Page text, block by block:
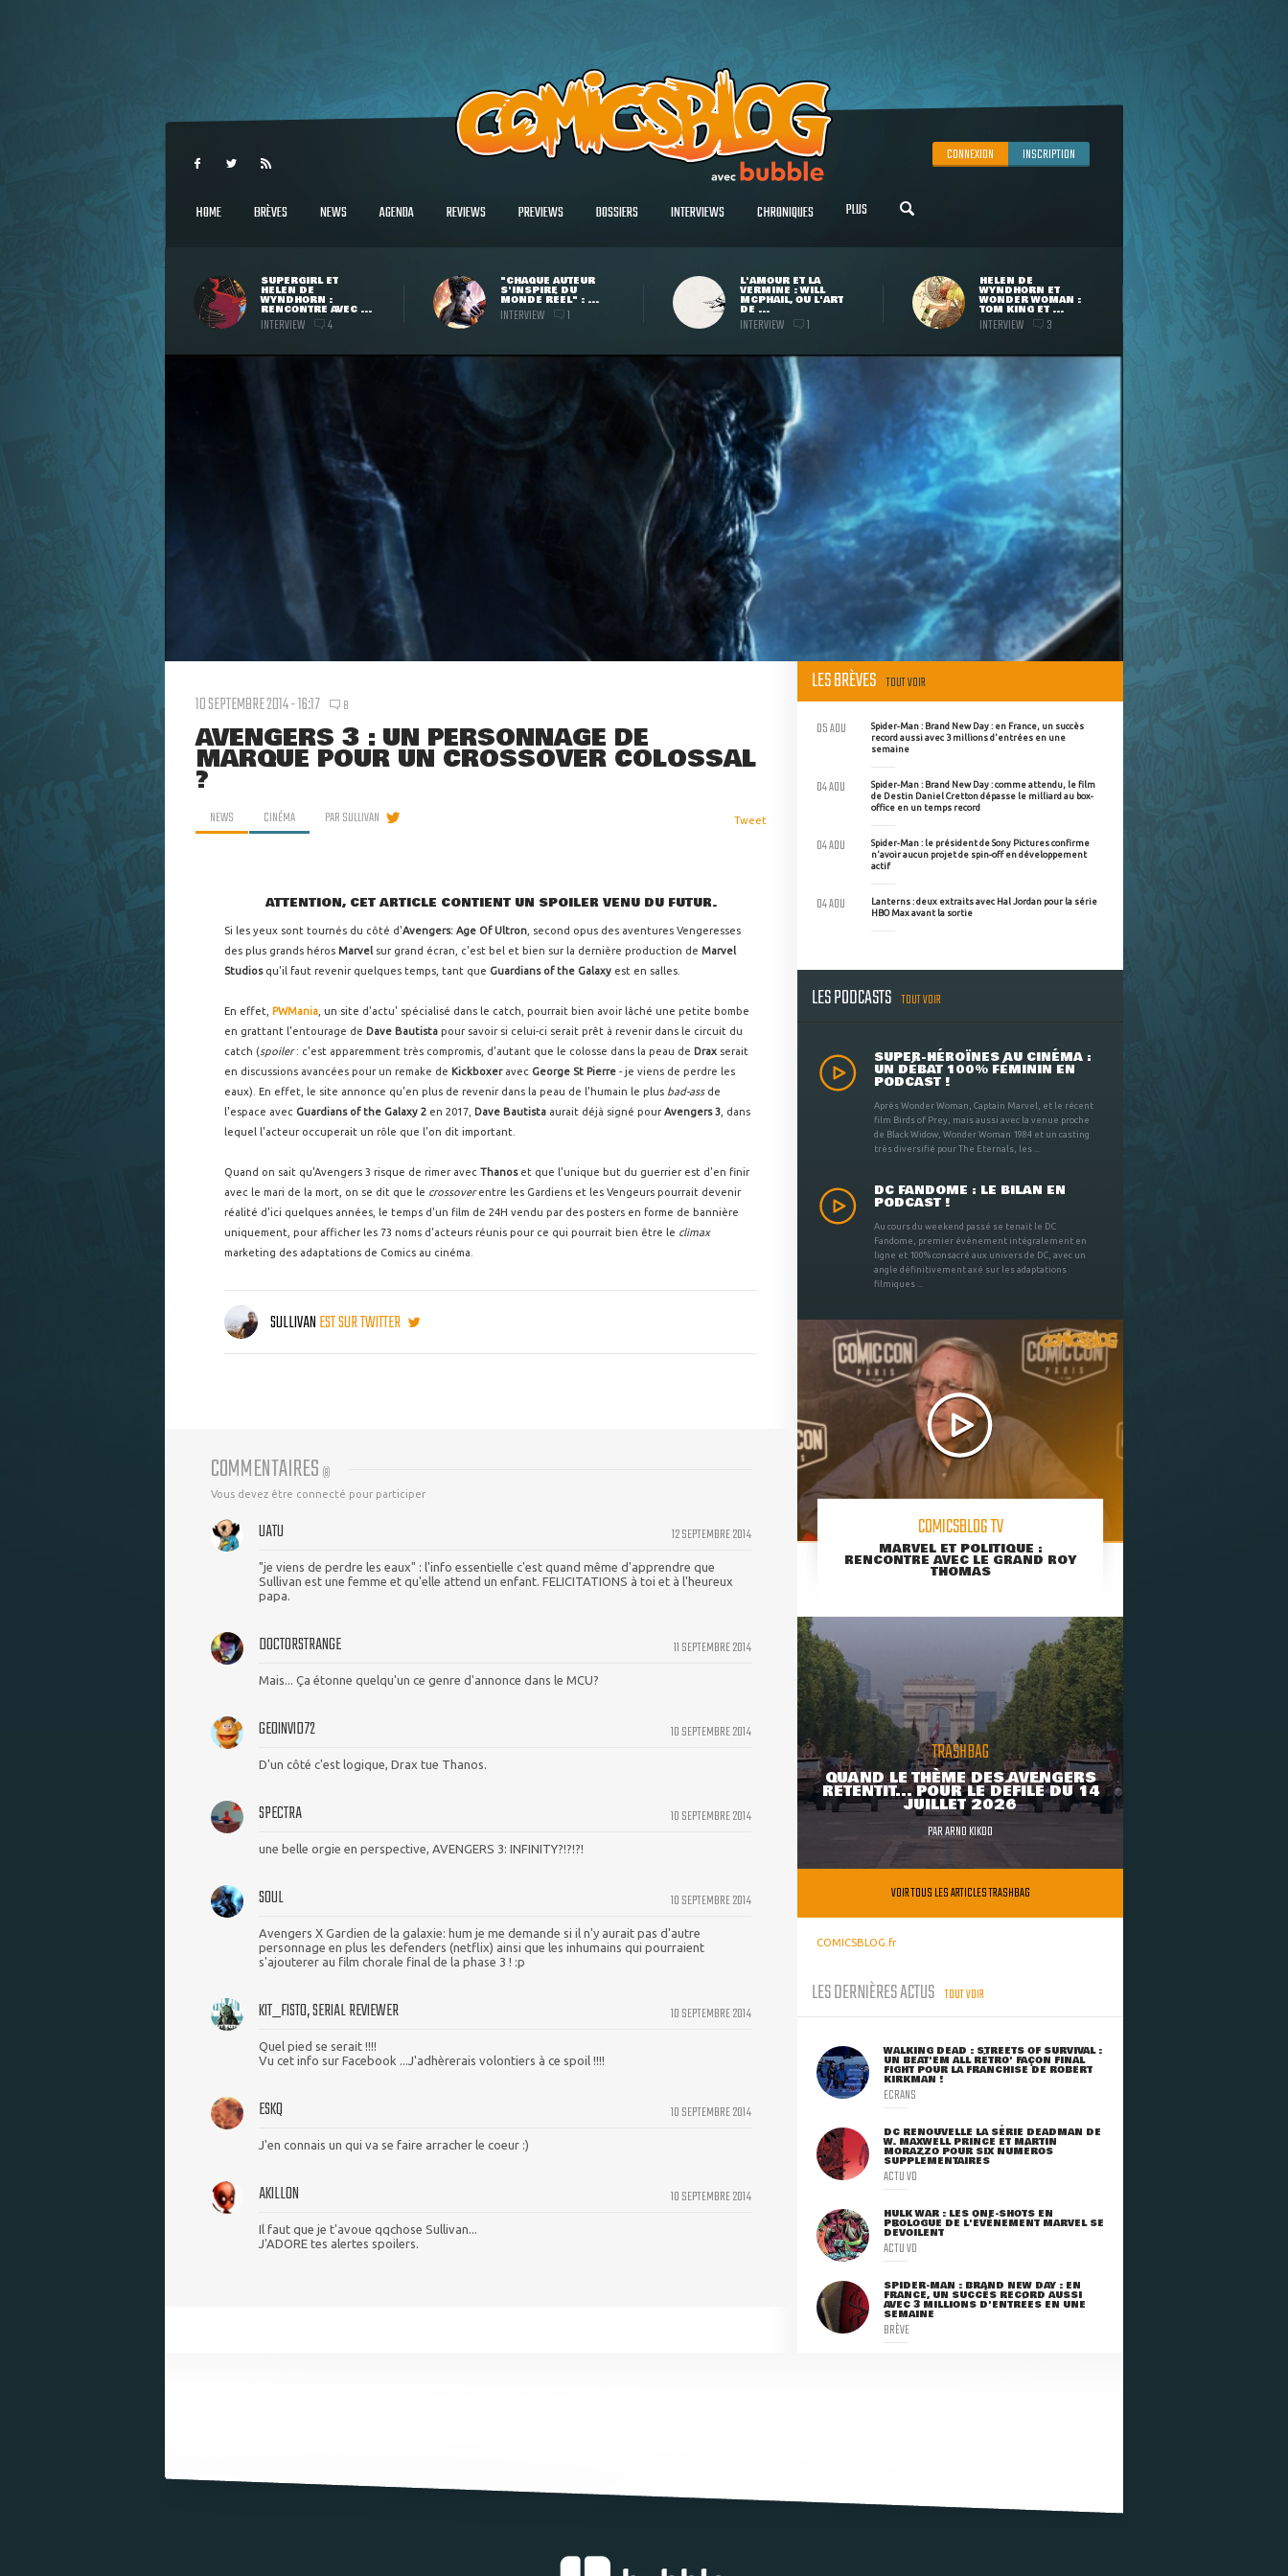
CONNEXION INSCRIPTION
HOME BRÈVES NEWS AGENDA REVIEWS PREVIEWS DOSSIERS INTERVIEWS CHRONIQUES PLUS
SUPERGIRL ET
HELEN DE
WYNDHORN :
RENCONTRE AVEC ...
INTERVIEW 4
"CHAQUE AUTEUR
S'INSPIRE DU
MONDE RÉEL" : ...
INTERVIEW 1
L'AMOUR ET LA
VERMINE : WILL
MCPHAIL, OU L'ART
DE ...
INTERVIEW 1
HELEN DE
WYNDHORN ET
WONDER WOMAN :
TOM KING ET ...
INTERVIEW 3
10 SEPTEMBRE 2014 - 16:17 8
AVENGERS 3 : UN PERSONNAGE DE
MARQUE POUR UN CROSSOVER COLOSSAL
?
NEWS CINÉMA PARSULLIVAN Tweet
ATTENTION, CET ARTICLE CONTIENT UN SPOILER VENU DU FUTUR.
Si les yeux sont tournés du côté d'Avengers: Age Of Ultron , second opus des aventures Vengeresses
des plus grands héros Marvel sur grand écran, c'est bel et bien sur la dernière production de Marvel
Studiosqu'il faut revenir quelques temps, tant que Guardians of the Galaxy est en salles.
En effet, PWMania , un site d'actu' spécialisé dans le catch, pourrait bien avoir lâché une petite bombe
en grattant l'entourage de Dave Bautista pour savoir si celui-ci serait prêt à revenir dans le circuit du
catch (spoiler: c'est apparemment très compromis, d'autant que le colosse dans la peau de Drax serait
en discussions avancées pour un remake de Kickboxeravec George St Pierre - je viens de perdre les
eaux). En effet, le site annonce qu'en plus de revenir dans la peau de l'humain le plus bad-assde
l'espace avec Guardians of the Galaxy 2 en 2017, Dave Bautista aurait déjà signé pourAvengers 3 , dans
lequel l'acteur occuperait un rôle que l'on dit important.
Quand on sait qu'Avengers 3 risque de rimer avec Thanoset que l'unique but du guerrier est d'en finir
avec le mari de la mort, on se dit que le crossoverentre les Gardiens et les Vengeurs pourrait devenir
réalité d'ici quelques années, le temps d'un film de 24H vendu par des posters en forme de bannière
uniquement, pour afficher les 73 noms d'acteurs réunis pour ce qui pourrait bien être le climax
marketing des adaptations de Comics au cinéma.
SULLIVANEST SUR TWITTER
COMMENTAIRES (8)
Vous devez être connecté pour participer
12 SEPTEMBRE 2014
UATU
"je viens de perdre les eaux" : l'info essentielle c'est quand même d'apprendre que
Sullivan est une femme et qu'elle attend un enfant. FELICITATIONS à toi et à l'heureux
papa.
11 SEPTEMBRE 2014
DOCTORSTRANGE
Mais... Ça étonne quelqu'un ce genre d'annonce dans le MCU?
10 SEPTEMBRE 2014
GEOINVID72
D'un côté c'est logique, Drax tue Thanos.
10 SEPTEMBRE 2014
SPECTRA
une belle orgie en perspective, AVENGERS 3: INFINITY?!?!?!
10 SEPTEMBRE 2014
SOUL
Avengers X Gardien de la galaxie: hum je me demande si il n'y aurait pas d'autre
personnage en plus les defenders (netflix) ainsi que les inhumains qui pourraient
s'ajouterer au film chorale final de la phase 3 ! :p
10 SEPTEMBRE 2014
KIT_FISTO, SERIAL REVIEWER
Quel pied se serait !!!!
Vu cet info sur Facebook ...J'adhèrerais volontiers à ce spoil !!!!
10 SEPTEMBRE 2014
ESKQ
J'en connais un qui va se faire arracher le coeur :)
10 SEPTEMBRE 2014
AKILLON
Il faut que je t'avoue qqchose Sullivan...
J'ADORE tes alertes spoilers.
LES BRÈVES TOUT VOIR
Spider-Man : Brand New Day : en France, un succès
record aussi avec 3 millions d'entrées en une
semaine
05 AOU
Spider-Man : Brand New Day : comme attendu, le film
de Destin Daniel Cretton dépasse le milliard au box-
office en un temps record
04 AOU
Spider-Man : le président de Sony Pictures confirme
n'avoir aucun projet de spin-off en développement
actif
04 AOU
Lanterns : deux extraits avec Hal Jordan pour la série
HBO Max avant la sortie
04 AOU
LES PODCASTS TOUT VOIR
SUPER-HÉROÏNES AU CINÉMA :
UN DÉBAT 100% FÉMININ EN
PODCAST !
Après Wonder Woman, Captain Marvel, et le récent
film Birds of Prey, mais aussi avec la venue proche
de Black Widow, Wonder Woman 1984 et un casting
très diversifié pour The Eternals, les ...
DC FANDOME : LE BILAN EN
PODCAST !
Au cours du weekend passé se tenait le DC
Fandome, premier évènement intégralement en
ligne et 100% consacré aux univers de DC, avec un
angle définitivement axé sur les adaptations
filmiques ...
COMICSBLOG TV
MARVEL ET POLITIQUE :
RENCONTRE AVEC LE GRAND ROY
THOMAS
TRASHBAG
QUAND LE THÈME DES AVENGERS
RETENTIT... POUR LE DÉFILÉ DU 14
JUILLET 2026
PARARNO KIKOO
VOIR TOUS LES ARTICLES TRASHBAG
COMICSBLOG.fr
LES DERNIÈRES ACTUS TOUT VOIR
WALKING DEAD : STREETS OF SURVIVAL :
UN BEAT'EM ALL RÉTRO' FAÇON FINAL
FIGHT POUR LA FRANCHISE DE ROBERT
KIRKMAN !
ECRANS
DC RENOUVELLE LA SÉRIE DEADMAN DE
W. MAXWELL PRINCE ET MARTIN
MORAZZO POUR SIX NUMÉROS
SUPPLÉMENTAIRES
ACTU VO
HULK WAR : LES ONE-SHOTS EN
PROLOGUE DE L'ÉVÈNEMENT MARVEL SE
DÉVOILENT
ACTU VO
SPIDER-MAN : BRAND NEW DAY : EN
FRANCE, UN SUCCÈS RECORD AUSSI
AVEC 3 MILLIONS D'ENTRÉES EN UNE
SEMAINE
BRÈVE